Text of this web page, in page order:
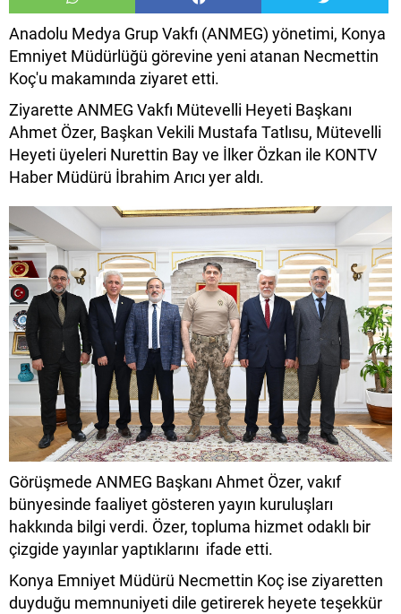
Anadolu Medya Grup Vakfı (ANMEG) yönetimi, Konya
Emniyet Müdürlüğü görevine yeni atanan Necmettin
Koç'u makamında ziyaret etti.
Ziyarette ANMEG Vakfı Mütevelli Heyeti Başkanı
Ahmet Özer, Başkan Vekili Mustafa Tatlısu, Mütevelli
Heyeti üyeleri Nurettin Bay ve İlker Özkan ile KONTV
Haber Müdürü İbrahim Arıcı yer aldı.
Görüşmede ANMEG Başkanı Ahmet Özer, vakıf
bünyesinde faaliyet gösteren yayın kuruluşları
hakkında bilgi verdi. Özer, topluma hizmet odaklı bir
çizgide yayınlar yaptıklarını ifade etti.
Konya Emniyet Müdürü Necmettin Koç ise ziyaretten
duyduğu memnuniyeti dile getirerek heyete teşekkür